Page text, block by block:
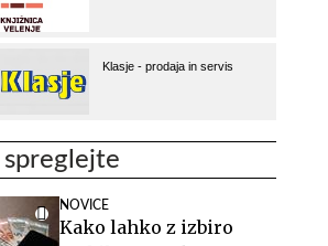
spreglejte
NOVICE
Kako lahko z izbiro